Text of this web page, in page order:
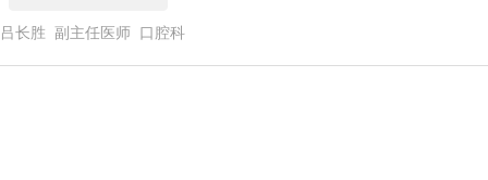
吕长胜 副主任医师 口腔科